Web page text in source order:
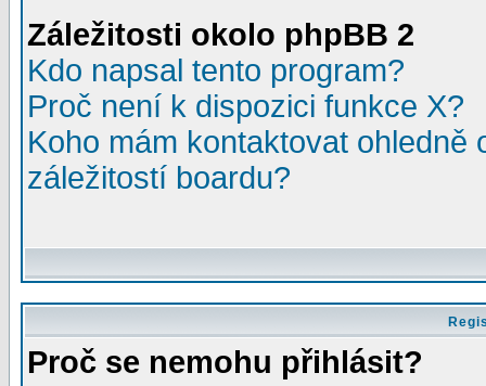
Záležitosti okolo phpBB 2
Kdo napsal tento program?
Proč není k dispozici funkce X?
Koho mám kontaktovat
záležitostí boardu?
Proč se nemohu přihlásit?